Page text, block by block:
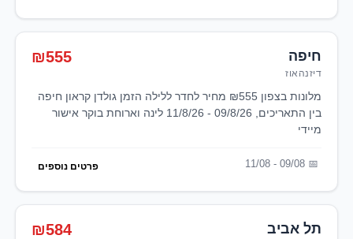
חיפה
דיזנהאוז
₪555
מלונות בצפון ₪555 מחיר לחדר ללילה הזמן גולדן קראון חיפה
בין התאריכים, 09/8/26 - 11/8/26 לינה וארוחת בוקר אישור
מיידי
09/08 - 11/08 פרטים נוספים
תל אביב ₪584